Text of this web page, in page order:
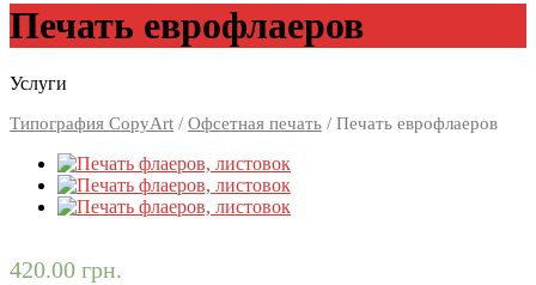
Печать еврофлаеров
Услуги
Типография CopyArt / Офсетная печать / Печать еврофлаеров
420.00 грн.